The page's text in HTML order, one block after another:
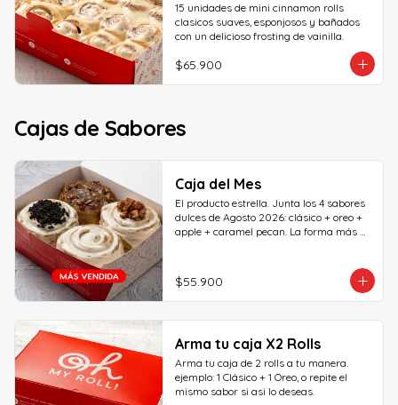
15 unidades de mini cinnamon rolls
clasicos suaves, esponjosos y bañados
con un delicioso frosting de vainilla.
$65.900
Cajas de Sabores
Caja del Mes
El producto estrella. Junta los 4 sabores
dulces de Agosto 2026: clásico + oreo +
apple + caramel pecan. La forma más
vayan!
$55.900
Arma tu caja X2 Rolls
Arma tu caja de 2 rolls a tu manera.
ejemplo: 1 Clásico + 1 Oreo, o repite el
mismo sabor si asi lo deseas.